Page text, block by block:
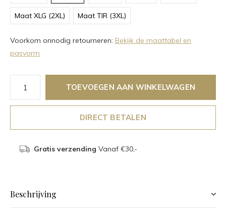
Maat XLG (2XL) Maat TIR (3XL)
Voorkom onnodig retourneren: Bekijk de maattabel en
pasvorm
TOEVOEGEN AAN WINKELWAGEN
DIRECT BETALEN
Gratis verzending Vanaf €30,-
Beschrijving